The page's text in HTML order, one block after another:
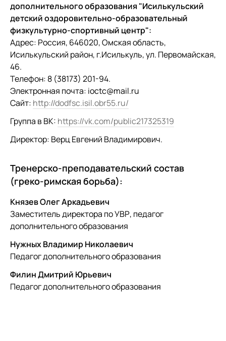
дополнительного образования "Исилькульский
детский оздоровительно-образовательный
физкультурно-спортивный центр":
Адрес: Россия, 646020, Омская область,
Исилькульский район, г.Исилькуль, ул. Первомайская,
46.
Телефон: 8 (38173) 201-94.
Электронная почта: ioctc@mail.ru
Сайт: http://dodfsc.isil.obr55.ru/
Группа в ВК: https://vk.com/public217325319
Директор: Верц Евгений Владимирович.
Тренерско-преподавательский состав
(греко-римская борьба):
Князев Олег Аркадьевич
Заместитель директора по УВР, педагог
дополнительного образования
Нужных Владимир Николаевич
Педагог дополнительного образования
Филин Дмитрий Юрьевич
Педагог дополнительного образования